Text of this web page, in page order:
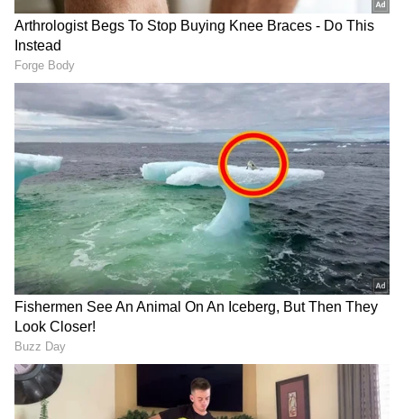
2
8
ಸಾಮಾಜಿಕ ಜಾಲತಾಣವಾದ ಇನ್‌ಸ್ಟಾಗ್ರಾಂನಲ್ಲಿ ಫುಟ್ಬಾಲ್
ದಂತಕಥೆಗಳಾದ ಕ್ರಿಸ್ಟಿಯಾನೋ ರೊನಾಲ್ಡೋ ಹಾಗೂ
ಲಿಯೋನೆಲ್ ಮೆಸ್ಸಿ ಬಳಿಕ ಜಗತ್ತಿನ ಅತಿಹೆಚ್ಚು ಫಾಲೋವರ್ಸ್
ಹೊಂದಿದ ಅಥ್ಲೀಟ್ ಎಂದರೆ ಅದು ವಿರಾಟ್ ಕೊಹ್ಲಿ.